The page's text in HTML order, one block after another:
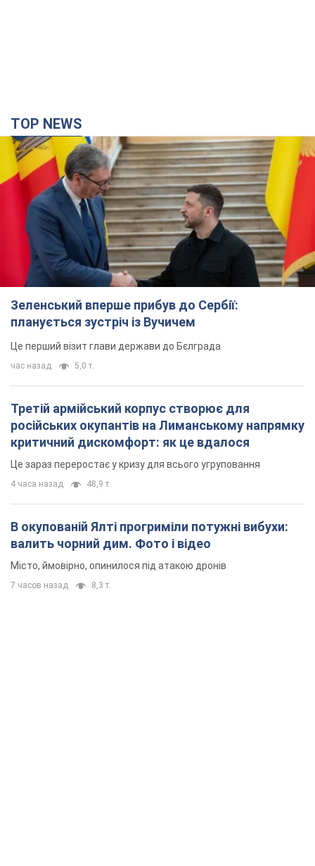
Зеленський вперше прибув до Сербії:
планується зустріч із Вучичем
Це перший візит глави держави до Бєлграда
час назад 5,0 т.
Третій армійський корпус створює для
російських окупантів на Лиманському напрямку
критичний дискомфорт: як це вдалося
Це зараз переростає у кризу для всього угруповання
4 часа назад 48,9 т.
В окупованій Ялті прогриміли потужні вибухи:
валить чорний дим. Фото і відео
Місто, ймовірно, опинилося під атакою дронів
7 часов назад 8,3 т.